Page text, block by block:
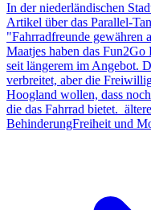
In der niederländischen
Artikel über das Parallel-
"Fahrradfreunde gewähren
Maatjes haben das
seit längerem im Angebot.
verbreitet, aber die
Hoogland wollen, dass
die das Fahrrad bietet.
BehinderungFreiheit und